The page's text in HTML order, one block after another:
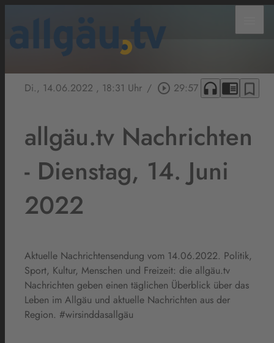
Di., 14.06.2022 , 18:31 Uhr / play_circle_outline 29:57 headphones chrome_reader_mode bookmark_border
allgäu.tv Nachrichten
- Dienstag, 14. Juni
2022
Aktuelle Nachrichtensendung vom 14.06.2022. Politik,
Sport, Kultur, Menschen und Freizeit: die allgäu.tv
Nachrichten geben einen täglichen Überblick über das
Leben im Allgäu und aktuelle Nachrichten aus der
Region. #wirsinddasallgäu